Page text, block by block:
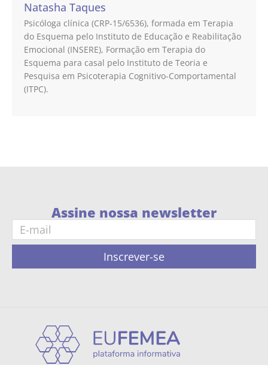
Natasha Taques
Psicóloga clínica (CRP-15/6536), formada em Terapia
do Esquema pelo Instituto de Educação e Reabilitação
Emocional (INSERE), Formação em Terapia do
Esquema para casal pelo Instituto de Teoria e
Pesquisa em Psicoterapia Cognitivo-Comportamental
(ITPC).
Assine nossa newsletter
Inscrever-se